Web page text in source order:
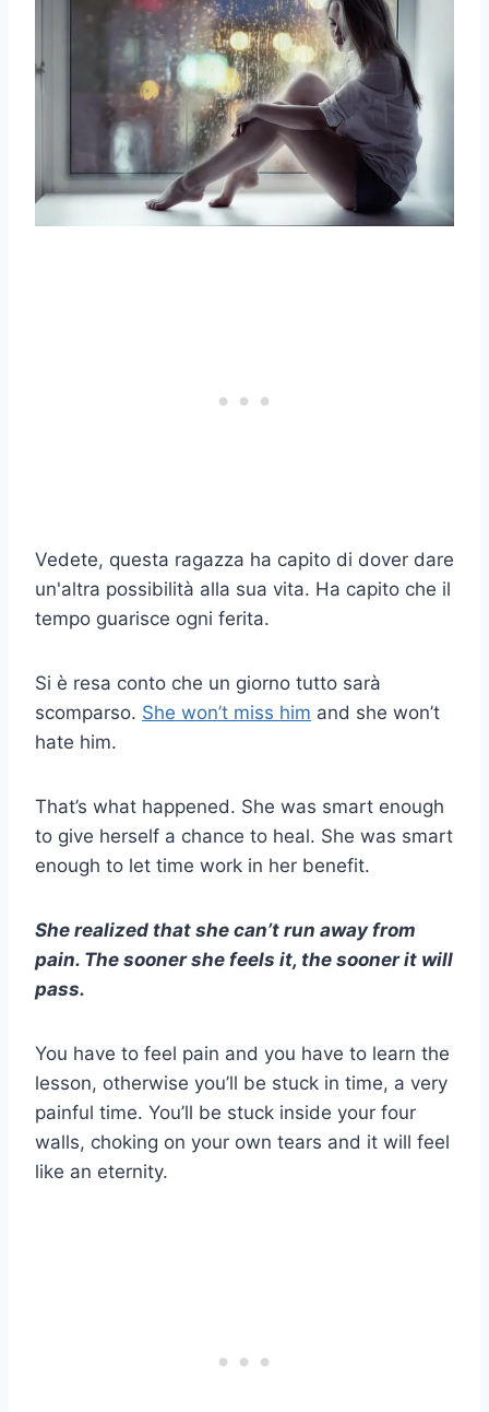
Vedete, questa ragazza ha capito di dover dare
un'altra possibilità alla sua vita. Ha capito che il
tempo guarisce ogni ferita.
Si è resa conto che un giorno tutto sarà
scomparso. She won’t miss him and she won’t
hate him.
That’s what happened. She was smart enough
to give herself a chance to heal. She was smart
enough to let time work in her benefit.
She realized that she can’t run away from
pain. The sooner she feels it, the sooner it will
pass.
You have to feel pain and you have to learn the
lesson, otherwise you’ll be stuck in time, a very
painful time. You’ll be stuck inside your four
walls, choking on your own tears and it will feel
like an eternity.